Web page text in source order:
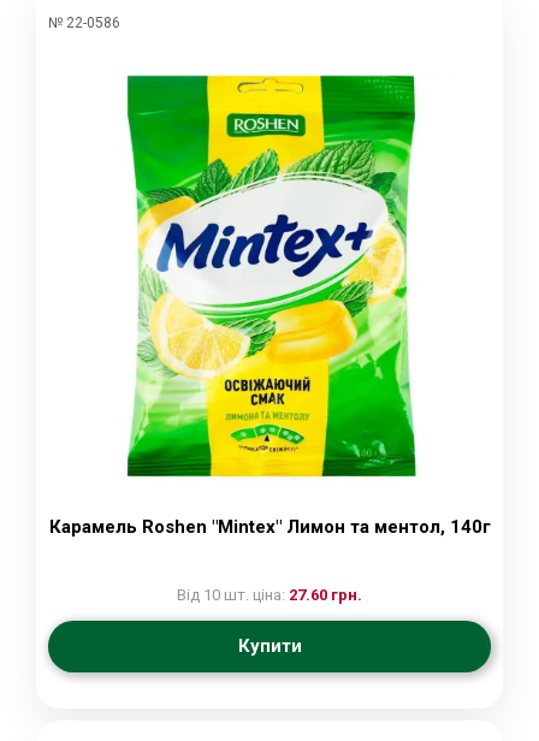
№ 22-0586
Карамель Roshen "Mintex" Лимон та ментол, 140г
Від 10 шт. ціна: 27.60 грн.
Купити